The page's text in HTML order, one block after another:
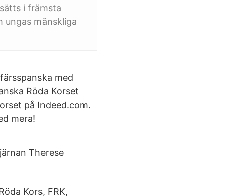
i främsta
ungas mänskliga
med
Röda Korset
på Indeed.com.
mera!
Therese
Kors, FRK,